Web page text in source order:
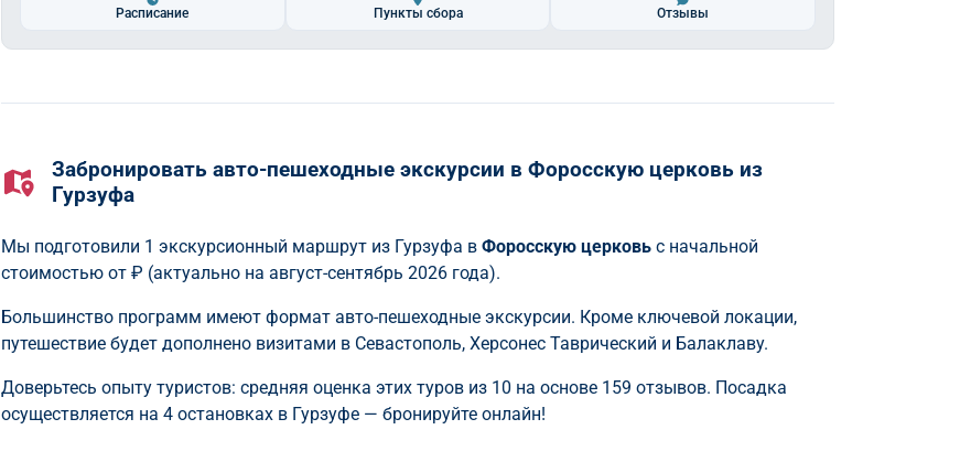
Расписание Пункты сбора Отзывы
Забронировать авто-пешеходные экскурсии в Форосскую церковь из
Гурзуфа
Мы подготовили 1 экскурсионный маршрут из Гурзуфа в Форосскую церковь с начальной
стоимостью от ₽ (актуально на август-сентябрь 2026 года).
Большинство программ имеют формат авто-пешеходные экскурсии. Кроме ключевой локации,
путешествие будет дополнено визитами в Севастополь, Херсонес Таврический и Балаклаву.
Доверьтесь опыту туристов: средняя оценка этих туров из 10 на основе 159 отзывов. Посадка
осуществляется на 4 остановках в Гурзуфе — бронируйте онлайн!